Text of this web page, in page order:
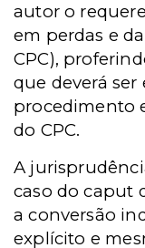
autor o
em perdas e
CPC),
que deverá
procedimento
do CPC.
A
caso do caput
a conversão
explícito e